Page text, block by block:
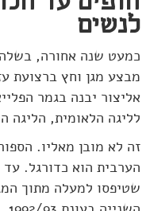
לנשים
כמעט שנה אחורה,
מבצע מגן וחץ ברצועת
אליצור יבנה בגמר
לליגה הלאומית, הליגה
זה לא מובן מאליו.
הערבית הוא כדורגל.
שטיפסו למעלה מתוך